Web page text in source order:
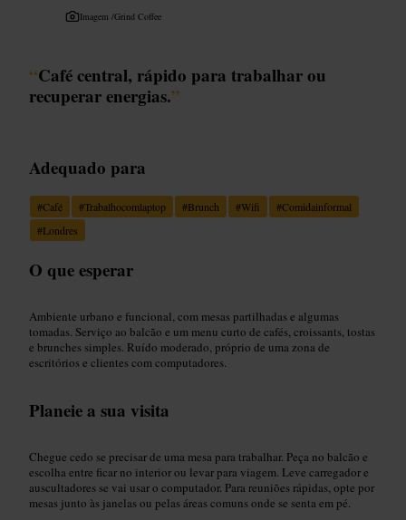
Imagem /Grind Coffee
“Café central, rápido para trabalhar ou
recuperar energias.”
Adequado para
#Café #Trabalhocomlaptop #Brunch #Wifi #Comidainformal
#Londres
O que esperar
Ambiente urbano e funcional, com mesas partilhadas e algumas
tomadas. Serviço ao balcão e um menu curto de cafés, croissants, tostas
e brunches simples. Ruído moderado, próprio de uma zona de
escritórios e clientes com computadores.
Planeie a sua visita
Chegue cedo se precisar de uma mesa para trabalhar. Peça no balcão e
escolha entre ficar no interior ou levar para viagem. Leve carregador e
auscultadores se vai usar o computador. Para reuniões rápidas, opte por
mesas junto às janelas ou pelas áreas comuns onde se senta em pé.